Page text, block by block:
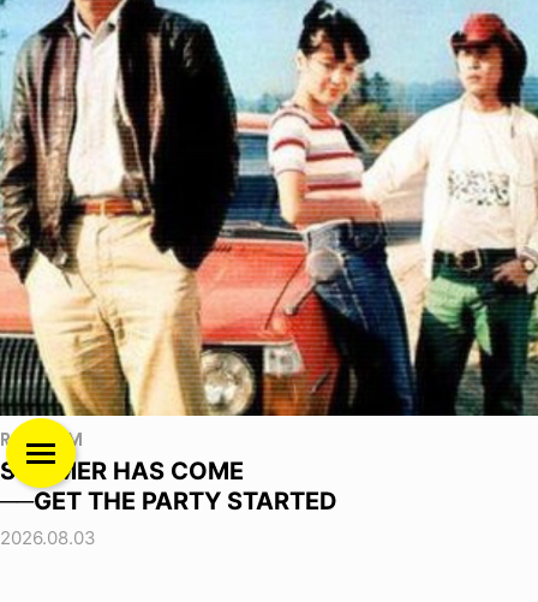
RANDOM
SUMMER HAS COME
──GET THE PARTY STARTED
2026.08.03